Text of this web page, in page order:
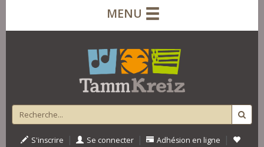
MENU
S'inscrire | Se connecter | Adhésion en ligne |